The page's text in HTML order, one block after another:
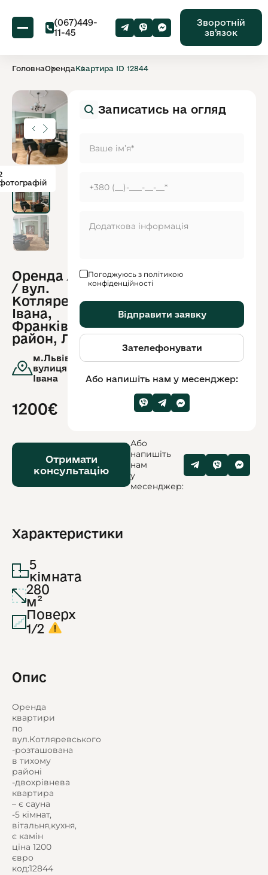
(067)449-
11-45
Зворотній
звʼязок
ГоловнаОрендаКвартира ID 12844
Оренда / Квартира
/ вул.
Котляревського
Івана,
Франківський
район, Львів
м.Львів,
вулиця.Котляревського
Івана
ID
12844
1200€
Отримати
консультацію
Або
напишіть
нам
у
месенджер:
Характеристики
5
кімната
280
м²
Поверх
1/2
Опис
Оренда
квартири
по
вул.Котляревського
-розташована
в тихому
районі
-двохрівнева
квартира
– є сауна
-5 кімнат,
вітальня,кухня,
є камін
ціна 1200
євро
код:12844
Записатись на огляд
Погоджуюсь з політикою
конфіденційності
Відправити заявку
Зателефонувати
Або напишіть нам у месенджер: